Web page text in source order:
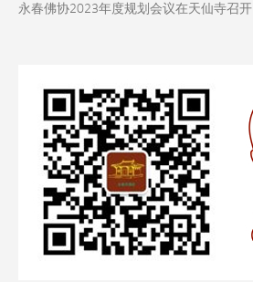
永春佛协2023年度规划会议在天仙寺召开